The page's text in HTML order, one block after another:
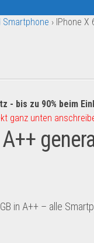
Smartphone › IPhone X
- bis zu 90% beim
ganz unten
in A++ – alle